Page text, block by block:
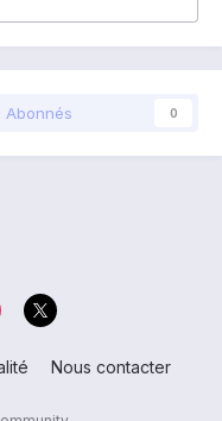
Abonnés 0
Nous contacter